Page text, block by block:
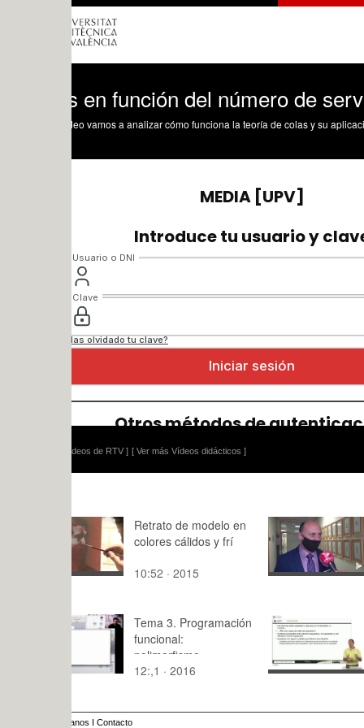
en función del número de servidores
[ Ver más Vídeos didácticos ]
Retrato de modelo en
colores cálidos y frí
10:52 · 2015
Tabla
musical
1:24 · 2024
Tema 3. Programación
funcional:
polimorfismo
12:,1 · 2016
Aspectos
de un
4:33 · 2019